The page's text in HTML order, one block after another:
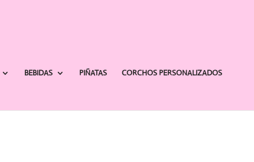
BEBIDAS PIÑATAS CORCHOS PERSONALIZADOS